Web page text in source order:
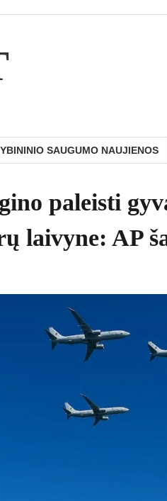
SAUGUMO NAUJIENOS
paleisti
laivyne: AP